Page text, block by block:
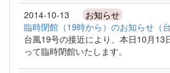
2014-10-13 お知らせ
臨時閉館（19時から）のお知らせ（
台風19号の接近により、本日10月13
って臨時閉館いたします。